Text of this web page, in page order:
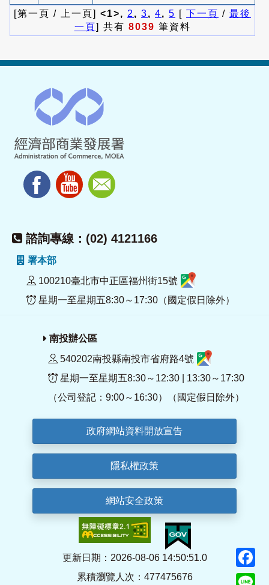
[第一頁 / 上一頁] <1>, 2 , 3, 4, 5 [ 下一頁 / 最後
一頁] 共有 8039 筆資料
諮詢專線：(02) 4121166
署本部
100210臺北市中正區福州街15號
星期一至星期五8:30～17:30（國定假日除外）
南投辦公區
540202南投縣南投市省府路4號
星期一至星期五8:30～12:30 | 13:30～17:30
（公司登記：9:00～16:30）（國定假日除外）
政府網站資料開放宣告
隱私權政策
網站安全政策
更新日期：2026-08-06 14:50:51.0
累積瀏覽人次：477475676